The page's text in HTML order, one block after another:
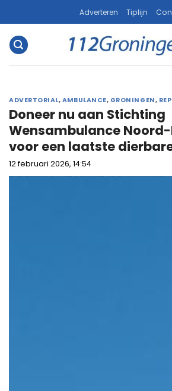
naar
inhoud
Adverteren Tiplijn
ADVERTORIAL, AMBULANCE, GRONINGEN,
Doneer nu aan Stichting
Wensambulance
voor een laatste
12 februari 2026, 14:54